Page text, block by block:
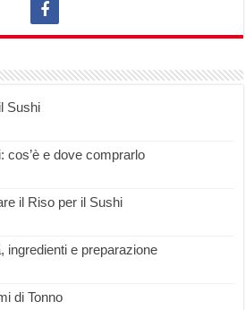
Sushi
cos’è e dove comprarlo
il Riso per il Sushi
ingredienti e preparazione
di Tonno